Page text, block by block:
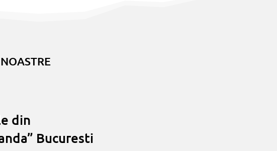
din
Bucuresti